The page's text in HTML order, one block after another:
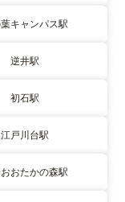
キャンパス駅
逆井駅
初石駅
江戸川台駅
おたかの森駅